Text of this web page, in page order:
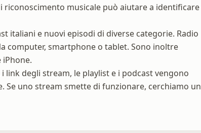
musicale può aiutare a identificare
italiani e nuovi episodi di diverse categorie. Radio
computer, smartphone o tablet. Sono inoltre
link degli stream, le playlist e i podcast vengono
uno stream smette di funzionare, cerchiamo un